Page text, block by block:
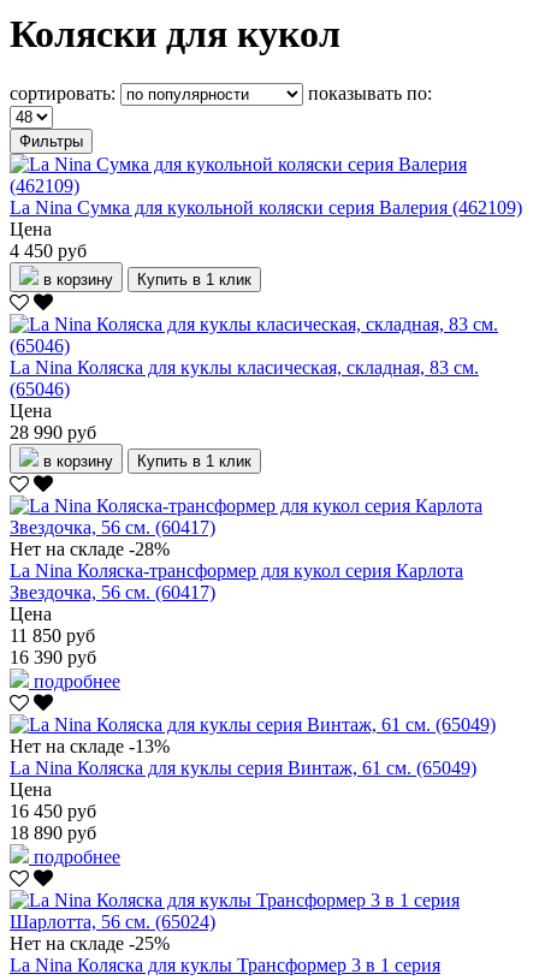
Коляски для кукол
сортировать: показывать по:
Фильтры
La Nina Сумка для кукольной коляски серия Валерия (462109)
Цена
4 450 руб
в корзину Купить в 1 клик
La Nina Коляска для куклы класическая, складная, 83 см.
(65046)
Цена
28 990 руб
в корзину Купить в 1 клик
Нет на складе -28%
La Nina Коляска-трансформер для кукол серия Карлота
Звездочка, 56 см. (60417)
Цена
11 850 руб
16 390 руб
подробнее
Нет на складе -13%
La Nina Коляска для куклы серия Винтаж, 61 см. (65049)
Цена
16 450 руб
18 890 руб
подробнее
Нет на складе -25%
La Nina Коляска для куклы Трансформер 3 в 1 серия